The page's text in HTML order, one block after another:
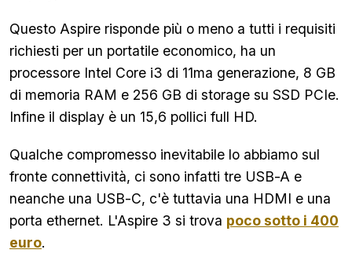
Questo Aspire risponde più o meno a tutti i requisiti
richiesti per un portatile economico, ha un
processore Intel Core i3 di 11ma generazione, 8 GB
di memoria RAM e 256 GB di storage su SSD PCIe.
Infine il display è un 15,6 pollici full HD.
Qualche compromesso inevitabile lo abbiamo sul
fronte connettività, ci sono infatti tre USB-A e
neanche una USB-C, c'è tuttavia una HDMI e una
porta ethernet. L'Aspire 3 si trova poco sotto i 400
euro.